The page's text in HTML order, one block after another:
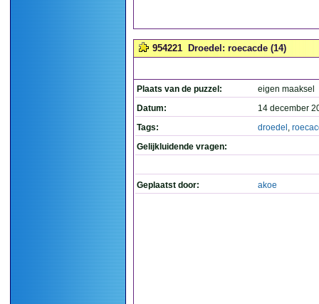
954221 Droedel: roecacde (14)
Plaats van de puzzel:
eigen maaksel
Datum:
14 december
Tags:
droedel ,
Gelijkluidende vragen:
Geplaatst door: akoe